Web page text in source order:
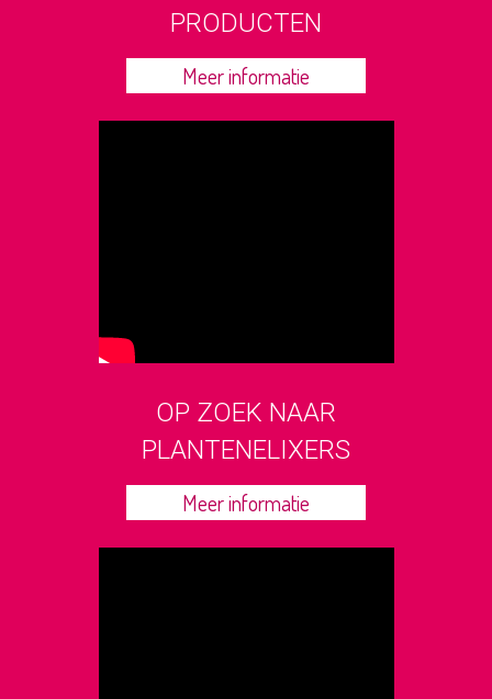
PRODUCTEN
Meer informatie
OP ZOEK NAAR
PLANTENELIXERS
Meer informatie